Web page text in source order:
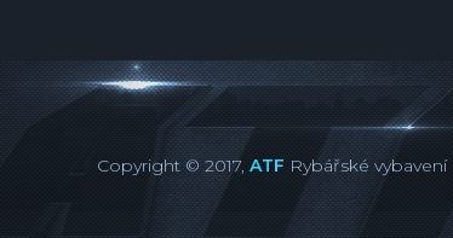
Copyright © 2017, ATF Rybářské vybavení